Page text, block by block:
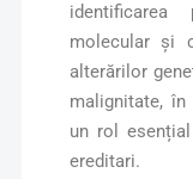
molecular și
alterărilor
malignitate,
un rol
ereditari.